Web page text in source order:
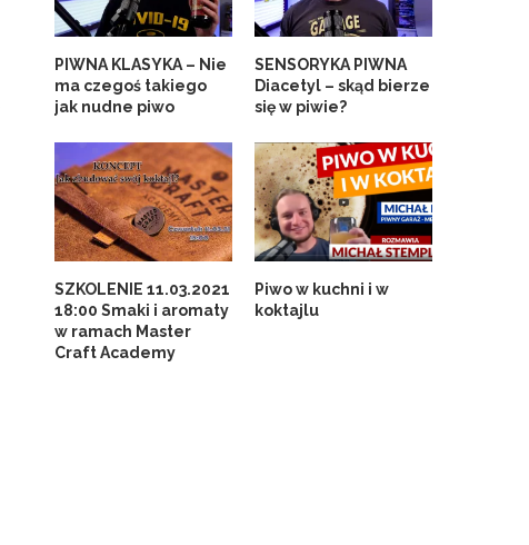
PIWNA KLASYKA – Nie
ma czegoś takiego
jak nudne piwo
SENSORYKA PIWNA
Diacetyl – skąd bierze
się w piwie?
SZKOLENIE 11.03.2021
18:00 Smaki i aromaty
w ramach Master
Craft Academy
Piwo w kuchni i w
koktajlu